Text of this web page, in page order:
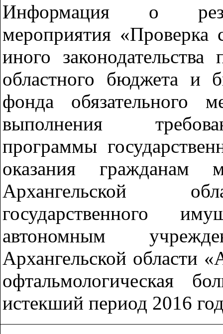
Информация о
мероприятия «Проверка
иного
областного бюджета и
фонда обязательного
выполнения
программы
оказания гражданам
Архангельской
государственного
автономным
Архангельской области
офтальмологическая
истекший период 2016